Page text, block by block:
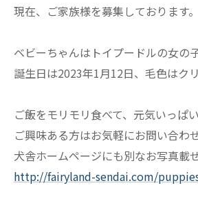
現在、ご家族様を募集しております。
ベビーちゃんはトイプードルの女の
誕生日は2023年1月12日、毛色はクリ
ご飯をモリモリ食べて、元気いっぱ
ご興味ある方はお気軽にお問い合わ
犬舎ホームページにも別なお写真載
http://fairyland-sendai.com/